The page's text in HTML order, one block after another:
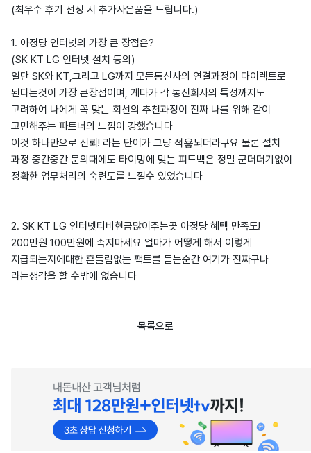
(최우수 후기 선정 시 추가사은품을 드립니다.)
1. 아정당 인터넷의 가장 큰 장점은?
(SK KT LG 인터넷 설치 등의)
일단 SK와 KT,그리고 LG까지 모든통신사의 연결과정이 다이렉트로
된다는것이 가장 큰장점이며, 게다가 각 통신회사의 특성까지도
고려하여 나에게 꼭 맞는 회선의 추천과정이 진짜 나를 위해 같이
고민해주는 파트너의 느낌이 강했습니다
이것 하나만으로 신뢰! 라는 단어가 그냥 적욯뇌더라구요 물론 설치
과정 중간중간 문의때에도 타이밍에 맞는 피드백은 정말 군더더기없이
정확한 업무처리의 숙련도를 느낄수 있었습니다
2. SK KT LG 인터넷티비현금많이주는곳 아정당 혜택 만족도!
200만원 100만원에 속지마세요 얼마가 어떻게 해서 이렇게
지급되는지에대한 흔들림없는 팩트를 듣는순간 여기가 진짜구나
라는생각을 할 수밖에 없습니다
목록으로